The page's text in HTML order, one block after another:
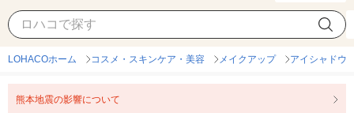
LOHACOホーム コスメ・スキンケア・美容 メイクアップ アイシャドウ
熊本地震の影響について